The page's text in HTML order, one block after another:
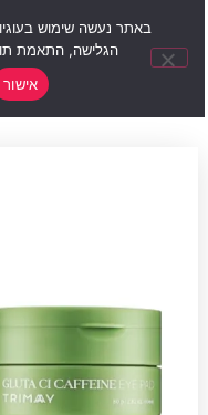
הגלישה, התאמת
אישור